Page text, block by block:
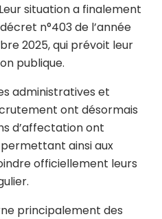
situation a finalement
n°403 de l’année
2025, qui prévoit leur
publique.
administratives et
ont désormais
d’affectation ont
ainsi aux
officiellement leurs
principalement des